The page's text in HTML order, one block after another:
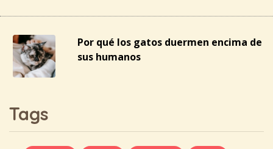
Por qué los gatos duermen encima de
sus humanos
Tags